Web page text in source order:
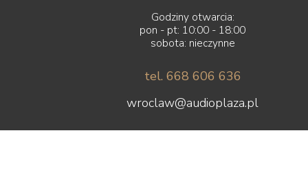
Godziny otwarcia:
pon - pt: 10:00 - 18:00
sobota: nieczynne
tel. 668 606 636
wroclaw@audioplaza.pl